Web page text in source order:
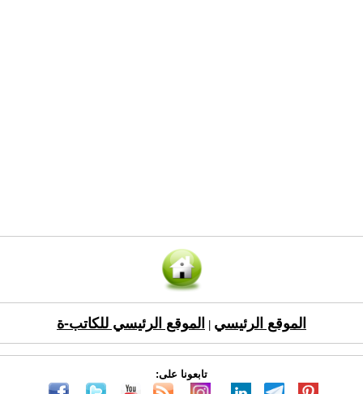
الموقع الرئيسي الموقع الرئيسي للكاتب-ة
تابعونا على: